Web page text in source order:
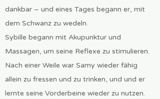
dankbar – und eines Tages begann er, mit
dem Schwanz zu wedeln.
Sybille begann mit Akupunktur und
Massagen, um seine Reflexe zu stimulieren.
Nach einer Weile war Samy wieder fähig
allein zu fressen und zu trinken, und und er
lernte seine Vorderbeine wieder zu nutzen.